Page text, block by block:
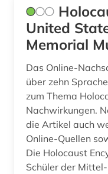
United
Memorial
Das Online-
über zehn
zum Thema
Nachwirkungen.
die Artikel auch
Online-Quellen
Die Holocaust
Schüler der